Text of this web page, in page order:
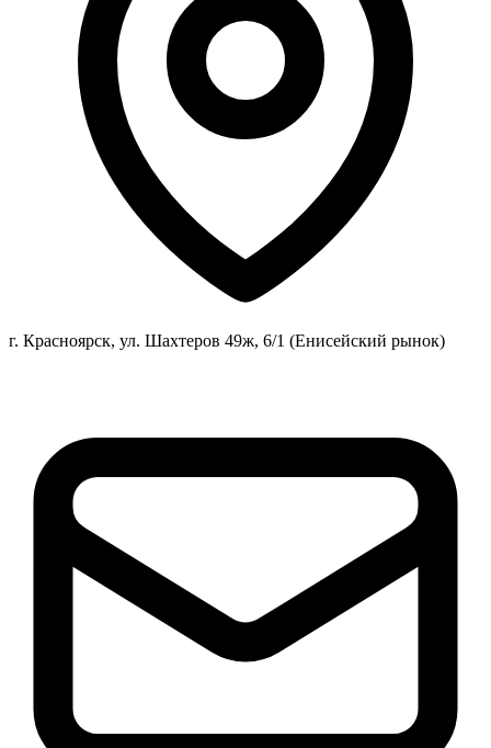
г. Красноярск, ул. Шахтеров 49ж, 6/1 (Енисейский рынок)